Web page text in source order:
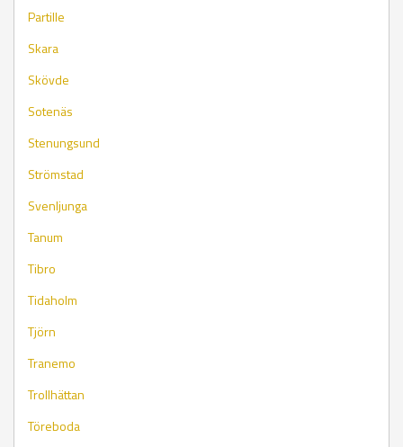
Partille
Skara
Skövde
Sotenäs
Stenungsund
Strömstad
Svenljunga
Tanum
Tibro
Tidaholm
Tjörn
Tranemo
Trollhättan
Töreboda